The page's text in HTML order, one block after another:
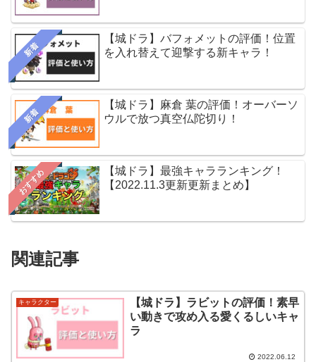
新着
【城ドラ】バフォメットの評価！位置
を入れ替えて迎撃する新キャラ！
新着
【城ドラ】麻倉 葉の評価！オーバーソ
ウルで放つ真空仏陀切り！
おすすめ
【城ドラ】最強キャラランキング！
【2022.11.3更新更新まとめ】
関連記事
キャラクター
【城ドラ】ラビットの評価！素早
い動きで攻め入る愛くるしいキャ
ラ
2022.06.12